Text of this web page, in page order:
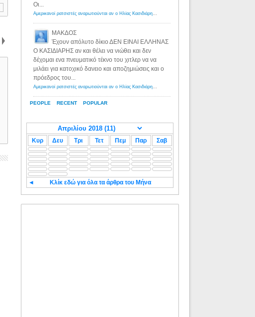
PEOPLE RECENT POPULAR
Οι...
Αμερικανοί ρατσιστές αναρωτιούνται αν ο Ηλίας Κασιδιάρης ανήκει στη λευκή φυλή... - Λόγιος Ερμής
ΜΑΚΔΟΣ
Έχουν απόλυτο δίκιο ΔΕΝ ΕΙΝΑΙ ΕΛΛΗΝΑΣ
Ο ΚΑΣΙΔΙΑΡΗΣ αν και θέλει να νιώθει και δεν
δέχομαι ενα πνευματικό τέκνο του χιτλερ να να
μιλάει για κατοχικό δανειο και αποζημιώσεις και ο
πρόεδρος του...
Αμερικανοί ρατσιστές αναρωτιούνται αν ο Ηλίας Κασιδιάρης ανήκει στη λευκή φυλή... - Λόγιος Ερμής
Κυρ Δευ Τρι Τετ Πεμ Παρ Σαβ
◄ Κλίκ εδώ για όλα τα άρθρα του Μήνα